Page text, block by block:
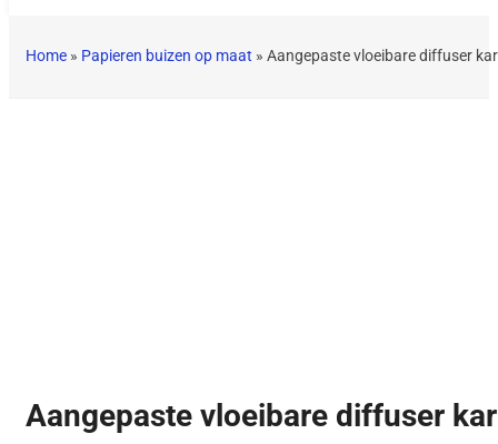
Home » Papieren buizen op maat » Aangepaste vloeibare diffuser
Aangepaste vloeibare diffuser